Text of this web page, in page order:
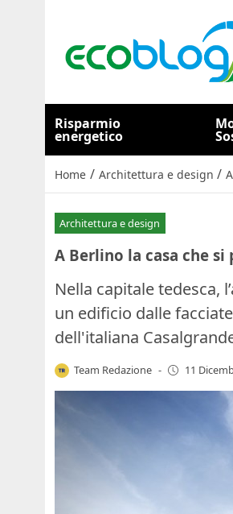
Risparmio
energetico
Home / Architettura e design /
Architettura e design
A Berlino la casa che
Nella capitale tedesca,
un edificio dalle
dell'italiana
Team Redazione - 11